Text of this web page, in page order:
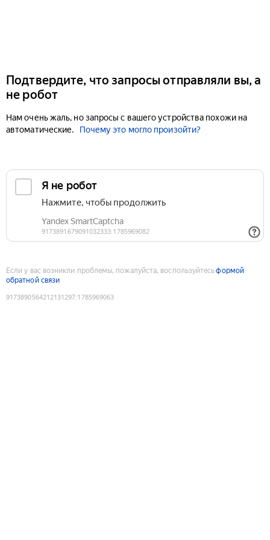
Подтвердите, что запросы отправляли вы, а
не робот
Нам очень жаль, но запросы с вашего устройства похожи на
автоматические.
Почему это могло произойти?
Если у вас возникли проблемы, пожалуйста, воспользуйтесьформой
обратной связи
9173890564212131297:1785969063